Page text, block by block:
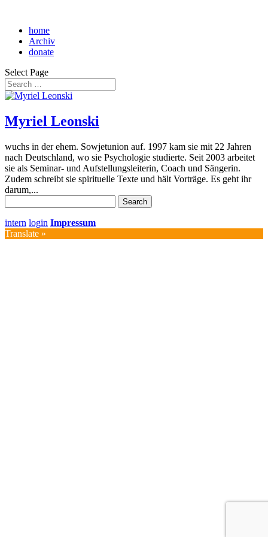
home
Archiv
donate
Select Page
Myriel Leonski
wuchs in der ehem. Sowjetunion auf. 1997 kam sie mit 22 Jahren
nach Deutschland, wo sie Psychologie studierte. Seit 2003 arbeitet
sie als Seminar- und Aufstellungsleiterin, Coach und Sängerin.
Zudem schreibt sie spirituelle Texte und hält Vorträge. Es geht ihr
darum,...
for:
intern login Impressum
Translate »